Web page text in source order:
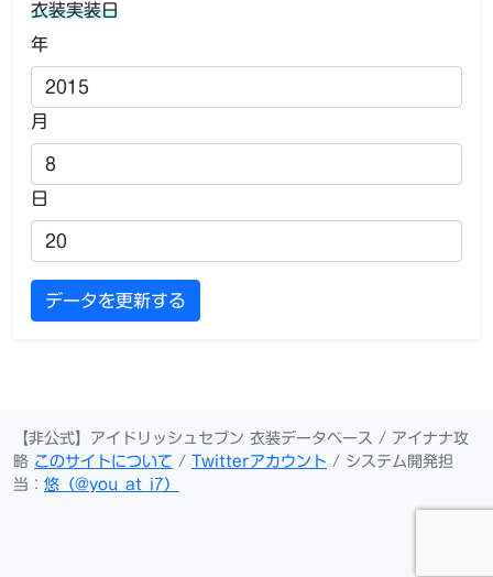
衣装実装日
年
月
日
データを更新する
【非公式】アイドリッシュセブン 衣装データベース / アイナナ攻
略 このサイトについて / Twitterアカウント / システム開発担
当： 悠（@you_at_i7）